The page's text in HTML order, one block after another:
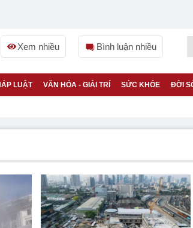
Xem nhiều Bình luận nhiều
LUẬT VĂN HÓA - GIẢI TRÍ SỨC KHỎE ĐỜI